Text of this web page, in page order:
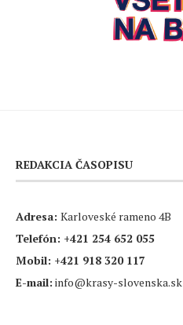
REDAKCIA ČASOPISU
Adresa: Karloveské rameno 4B
Telefón: +421 254 652 055
Mobil: +421 918 320 117
E-mail: info@krasy-slovenska.sk